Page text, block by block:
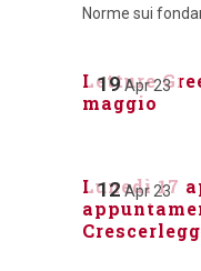
Norme sui
19Apr23
Letture
maggio
12 Apr 23
Lunedì 17